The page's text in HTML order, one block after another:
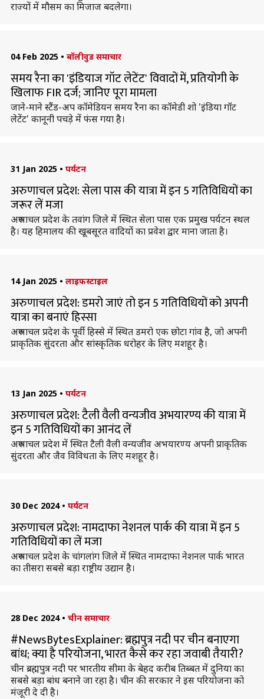
राज्यों में मौसम का मिजाज बदलेगा।
04 Feb 2025 • बॉलीवुड समाचार
समय रैना का 'इंडियाज गॉट लेटेंट' विवादों में, प्रतियोगी के
खिलाफ FIR दर्ज; जानिए पूरा मामला
जाने-माने स्टैंड-अप कॉमेडियन समय रैना का कॉमेडी शो 'इंडिया गॉट
लेटेंट' कानूनी पचड़े में फंस गया है।
31 Jan 2025 • पर्यटन
अरुणाचल प्रदेश: सेला पास की यात्रा में इन 5 गतिविधियों का
जरूर लें मजा
अरुणाचल प्रदेश के तवांग जिले में स्थित सेला पास एक प्रमुख पर्यटन स्थल
है। यह हिमालय की खूबसूरत वादियों का प्रवेश द्वार माना जाता है।
14 Jan 2025 • लाइफस्टाइल
अरुणाचल प्रदेश: डमरो जाएं तो इन 5 गतिविधियों को अपनी
यात्रा का बनाएं हिस्सा
अरुणाचल प्रदेश के पूर्वी हिस्से में स्थित डमरो एक छोटा गांव है, जो अपनी
प्राकृतिक सुंदरता और सांस्कृतिक धरोहर के लिए मशहूर है।
13 Jan 2025 • पर्यटन
अरुणाचल प्रदेश: टैली वैली वन्यजीव अभयारण्य की यात्रा में
इन 5 गतिविधियों का आनंद लें
अरुणाचल प्रदेश में स्थित टैली वैली वन्यजीव अभयारण्य अपनी प्राकृतिक
सुंदरता और जैव विविधता के लिए मशहूर है।
30 Dec 2024 • पर्यटन
अरुणाचल प्रदेश: नामदाफा नेशनल पार्क की यात्रा में इन 5
गतिविधियों का लें मजा
अरुणाचल प्रदेश के चांगलांग जिले में स्थित नामदाफा नेशनल पार्क भारत
का तीसरा सबसे बड़ा राष्ट्रीय उद्यान है।
28 Dec 2024 • चीन समाचार
#NewsBytesExplainer: ब्रह्मपुत्र नदी पर चीन बनाएगा
बांध; क्या है परियोजना, भारत कैसे कर रहा जवाबी तैयारी?
चीन ब्रह्मपुत्र नदी पर भारतीय सीमा के बेहद करीब तिब्बत में दुनिया का
सबसे बड़ा बांध बनाने जा रहा है। चीन की सरकार ने इस परियोजना को
मंजूरी दे दी है।